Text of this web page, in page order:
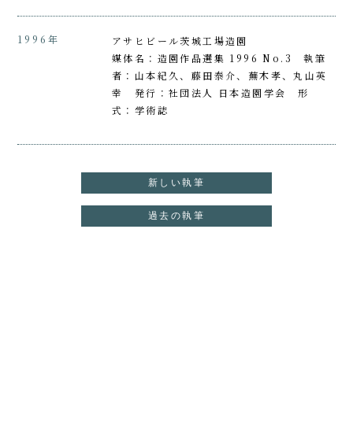
1996年
アサヒビール茨城工場造園
媒体名：造園作品選集 1996 No.3 執筆
者：山本紀久、藤田泰介、蕪木孝、丸山英
幸 発行：社団法人 日本造園学会 形
式：学術誌
新しい執筆
過去の執筆